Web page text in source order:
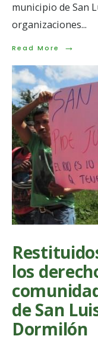
municipio de San
organizaciones...
Read More →
Read
que
el
agua
sea
nuestros
del
Oriente
los
de San
Dormilón